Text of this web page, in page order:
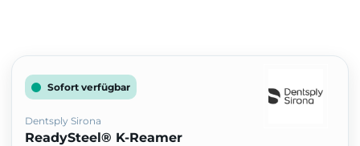
Sofort verfügbar
Dentsply Sirona
ReadySteel® K-Reamer